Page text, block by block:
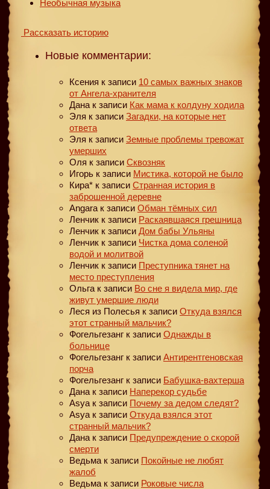
Необычная музыка
Рассказать историю
Новые комментарии:
Ксения к записи 10 самых важных знаков
от Ангела-хранителя
Дана к записи Как мама к колдуну ходила
Эля к записи Загадки, на которые нет
ответа
Эля к записи Земные проблемы тревожат
умерших
Оля к записи Сквозняк
Игорь к записи Мистика, которой не было
Кира* к записи Странная история в
заброшенной деревне
Angara к записи Обман тёмных сил
Ленчик к записи Раскаявшаяся грешница
Ленчик к записи Дом бабы Ульяны
Ленчик к записи Чистка дома соленой
водой и молитвой
Ленчик к записи Преступника тянет на
место преступления
Ольга к записи Во сне я видела мир, где
живут умершие люди
Леся из Полесья к записи Откуда взялся
этот странный мальчик?
Фогельгезанг к записи Однажды в
больнице
Фогельгезанг к записи Антирентгеновская
порча
Фогельгезанг к записи Бабушка-вахтерша
Дана к записи Наперекор судьбе
Asya к записи Почему за дедом следят?
Asya к записи Откуда взялся этот
странный мальчик?
Дана к записи Предупреждение о скорой
смерти
Ведьма к записи Покойные не любят
жалоб
Ведьма к записи Роковые числа